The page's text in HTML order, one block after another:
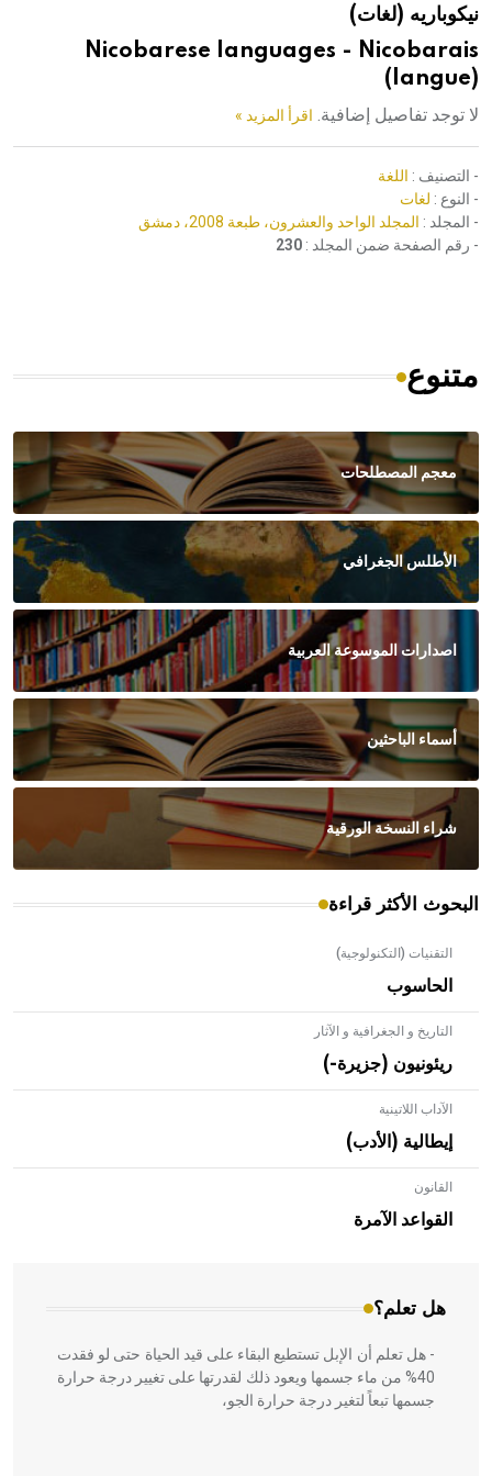
هيئة الموسوعة العربية تطلق موسوعات جديدة في عام 2026نيكوباريه (لغات)
Nicobarese languages - Nicobarais
(langue)
لا توجد تفاصيل إضافية. اقرأ المزيد »
- التصنيف : اللغة
- النوع : لغات
- المجلد : المجلد الواحد والعشرون، طبعة 2008، دمشق
- رقم الصفحة ضمن المجلد : 230
متنوع
معجم المصطلحات
الأطلس الجغرافي
اصدارات الموسوعة العربية
أسماء الباحثين
شراء النسخة الورقية
البحوث الأكثر قراءة
التقنيات (التكنولوجية)
الحاسوب
التاريخ و الجغرافية و الآثار
ريئونيون (جزيرة-)
الآداب اللاتينية
إيطالية (الأدب)
القانون
القواعد الآمرة
هل تعلم؟
- هل تعلم أن الأبلق نوع من الفنون الهندسية التي ارتبطت
بالعمارة الإسلامية في بلاد الشام ومصر خاصة، حيث يحرص
المعمار على بناء مداميكه وخاصة في الواجهات
- هل تعلم أن الإبل تستطيع البقاء على قيد الحياة حتى لو فقدت
40% من ماء جسمها ويعود ذلك لقدرتها على تغيير درجة حرارة
جسمها تبعاً لتغير درجة حرارة الجو،